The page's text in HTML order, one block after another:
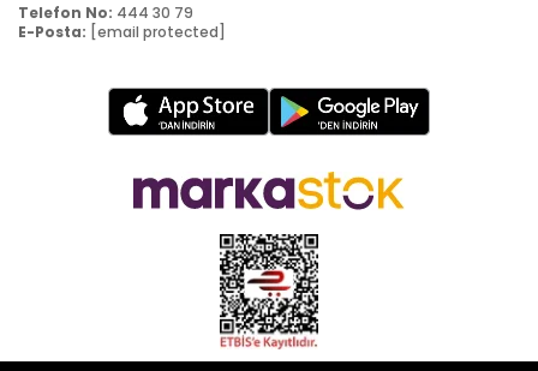
Telefon No: 444 30 79
E-Posta: [email protected]